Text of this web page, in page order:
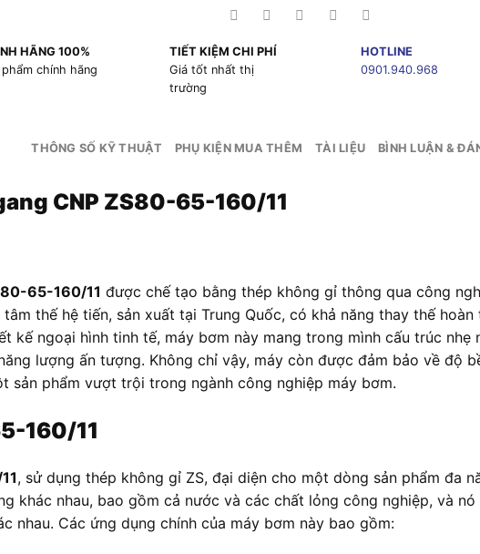
HÃNG 100%
phẩm chính hãng
TIẾT KIỆM CHI PHÍ
Giá tốt nhất thị
trường
HOTLINE
0901.940.968
THÔNG SỐ KỸ THUẬT PHỤ KIỆN MUA THÊM TÀI LIỆU BÌNH LUẬN &
CNP ZS80-65-160/11
65-160/11 được chế tạo bằng thép không gỉ thông qua công
thế hệ tiến, sản xuất tại Trung Quốc, có khả năng thay thế
kế ngoại hình tinh tế, máy bơm này mang trong mình cấu trúc nhẹ
lượng ấn tượng. Không chỉ vậy, máy còn được đảm bảo về độ
sản phẩm vượt trội trong ngành công nghiệp máy bơm.
160/11
, sử dụng thép không gỉ ZS, đại diện cho một dòng sản phẩm đa
khác nhau, bao gồm cả nước và các chất lỏng công nghiệp, và
nhau. Các ứng dụng chính của máy bơm này bao gồm: